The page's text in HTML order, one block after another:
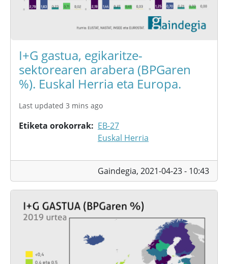
I+G gastua, egikaritze-
sektorearen arabera (BPGaren
%). Euskal Herria eta Europa.
Last updated 3 mins ago
Etiketa orokorrak
EB-27
Euskal Herria
Gaindegia, 2021-04-23 - 10:43